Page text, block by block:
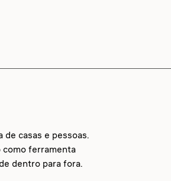
de casas e pessoas.
como ferramenta
dentro para fora.